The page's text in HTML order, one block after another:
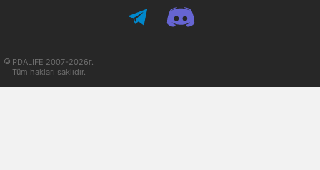
PDALIFE 2007-2026г.
Tüm hakları saklıdır.